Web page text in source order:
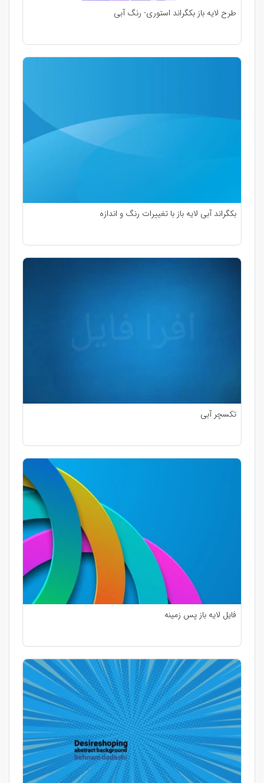
طرح لایه باز بکگراند استوری- رنگ آبی
بکگراند آبی لایه باز با تغییرات رنگ و اندازه
تکسچر آبی
فایل لایه باز پس زمینه